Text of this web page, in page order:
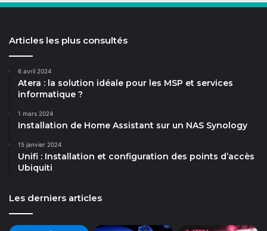
Articles les plus consultés
6 avril 2024
Atera : la solution idéale pour les MSP et services
informatique ?
1 mars 2024
Installation de Home Assistant sur un NAS Synology
15 janvier 2024
Unifi : Installation et configuration des points d’accès
Ubiquiti
Les derniers articles